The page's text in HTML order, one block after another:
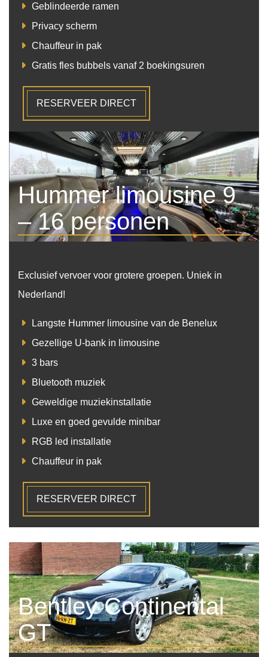
Geblindeerde ramen
Privacy scherm
Chauffeur in pak
Gratis fles bubbels vanaf 2 boekingsuren
RESERVEER DIRECT
Hummer limousine 9
– 16 personen
Exclusief vervoer voor grotere groepen. Uniek in
Nederland!
Langste Hummer limousine van de Benelux
Gezellige U-bank in limousine
3 bars
Bluetooth muziek
Geweldige muziekinstallatie
Luxe en goed gevulde minibar
RGB led installatie
Chauffeur in pak
RESERVEER DIRECT
Bentley Continental
GT